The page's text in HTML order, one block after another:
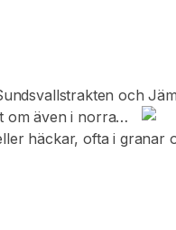
och
om även i norra
häckar, ofta i granar